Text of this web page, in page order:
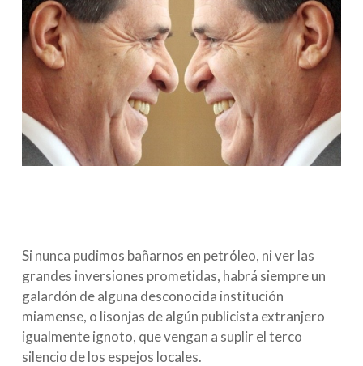
Si nunca pudimos bañarnos en petróleo, ni ver las
grandes inversiones prometidas, habrá siempre un
galardón de alguna desconocida institución
miamense, o lisonjas de algún publicista extranjero
igualmente ignoto, que vengan a suplir el terco
silencio de los espejos locales.